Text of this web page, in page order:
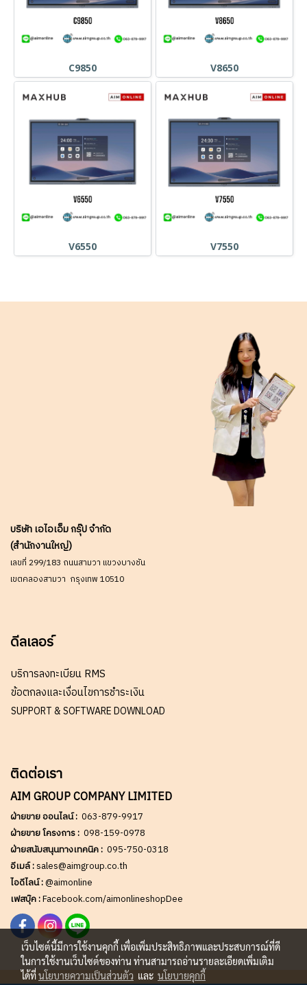
C9850 V8650
V6550 V7550
บริษัท เอไอเอ็ม กรุ๊ป จำกัด
(สำนักงานใหญ่)
เลขที่ 299/183 ถนนสามวา แขวงบางชัน
เขตคลองสามวา กรุงเทพ 10510
ดีลเลอร์
บริการลงทะเบียน RMS
ข้อตกลงและเงื่อนไขการชำระเงิน
SUPPORT & SOFTWARE DOWNLOAD
ติดต่อเรา
AIM GROUP COMPANY LIMITED
ฝ่ายขาย ออนไลน์ : 063-879-9917
ฝ่ายขาย โครงการ : 098-159-0978
ฝ่ายสนับสนุนทางเทคนิค : 095-750-0318
อีเมล์ :sales@aimgroup.co.th
ไอดีไลน์ :@aimonline
เฟสบุ๊ค :Facebook.com/aimonlineshopDee
เว็บไซต์นี้มีการใช้งานคุกกี้ เพื่อเพิ่มประสิทธิภาพและประสบการณ์ที่ดี
ในการใช้งานเว็บไซต์ของท่าน ท่านสามารถอ่านรายละเอียดเพิ่มเติม
ได้ที่นโยบายความเป็นส่วนตัว และ นโยบายคุกกี้